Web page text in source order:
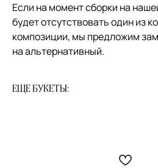
Если на момент сборки на
будет отсутствовать один из
композиции, мы предложим
на альтернативный.
ЕЩЕ БУКЕТЫ: